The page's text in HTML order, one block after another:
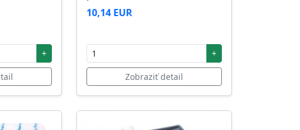
+
10,14 EUR
+
Zobraziť detail